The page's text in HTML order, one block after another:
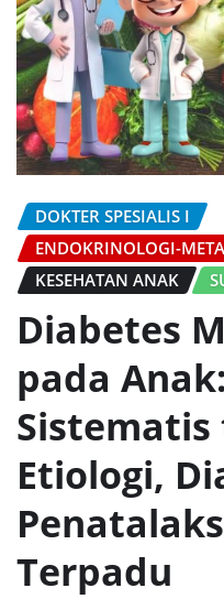
DOKTER SPESIALIS I
ENDOKRINOLOGI-
KESEHATAN ANAK
Diabetes
pada
Etiologi,
Terpadu